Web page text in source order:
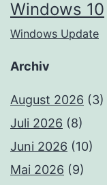
Windows 10
Windows Update
Archiv
August 2026 (3)
Juli 2026 (8)
Juni 2026 (10)
Mai 2026 (9)